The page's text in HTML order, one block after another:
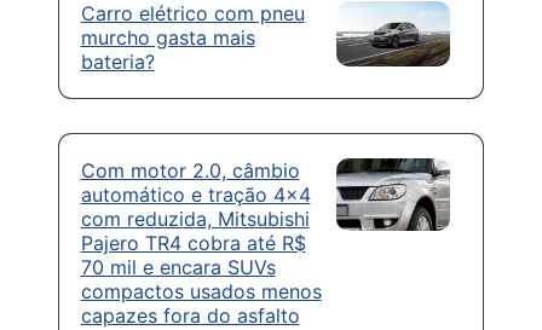
Carro elétrico com pneu
murcho gasta mais
bateria?
Com motor 2.0, câmbio
automático e tração 4×4
com reduzida, Mitsubishi
Pajero TR4 cobra até R$
70 mil e encara SUVs
compactos usados menos
capazes fora do asfalto